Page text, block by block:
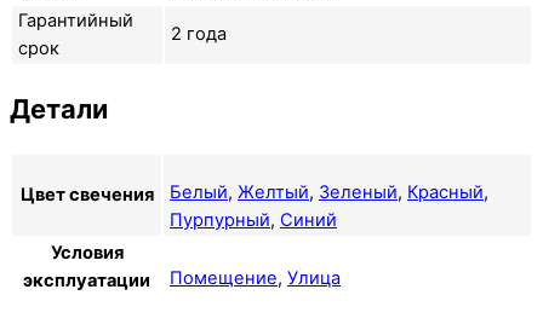
Гарантийный
срок
2 года
Детали
Цвет свечения Белый, Желтый, Зеленый, Красный,
Пурпурный, Синий
Условия
эксплуатации
Помещение, Улица